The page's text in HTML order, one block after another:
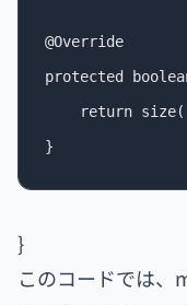
@Override
protected
return
}
このコードでは、